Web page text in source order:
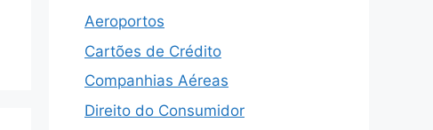
Aeroportos
Cartões de Crédito
Companhias Aéreas
Direito do Consumidor